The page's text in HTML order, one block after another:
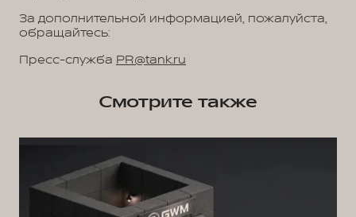
За дополнительной информацией, пожалуйста,
обращайтесь:
Пресс-служба PR@tank.ru
Смотрите также